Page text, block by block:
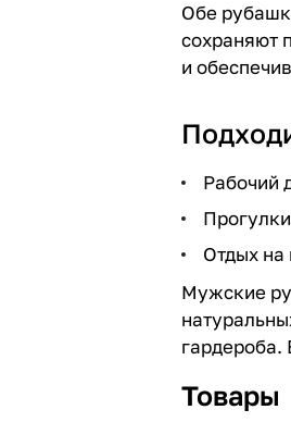
Обе
сохраняют
и
Рабочий
Отдых на
Мужские
гардероба.
Товары